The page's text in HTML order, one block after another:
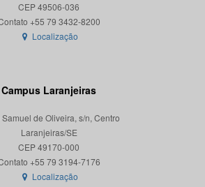
CEP 49506-036
Localização
Campus Laranjeiras
Samuel de Oliveira, s/n, Centro
Laranjeiras/SE
CEP 49170-000
Localização